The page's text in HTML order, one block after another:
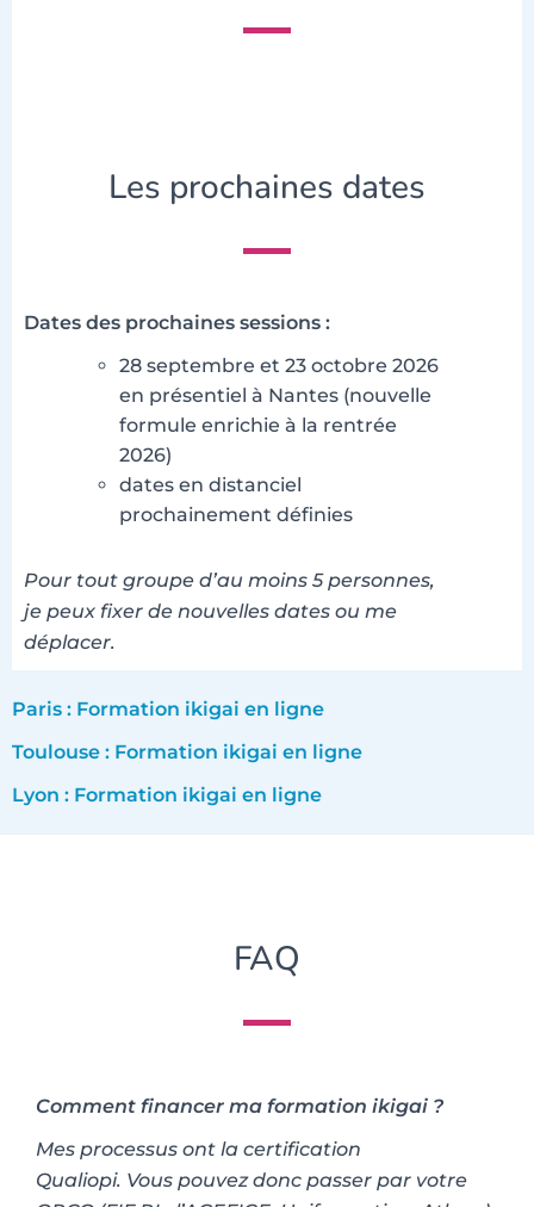
Les prochaines dates
Dates des prochaines sessions :
28 septembre et 23 octobre 2026
en présentiel à Nantes (nouvelle
formule enrichie à la rentrée
2026)
dates en distanciel
prochainement définies
Pour tout groupe d’au moins 5 personnes,
je peux fixer de nouvelles dates ou me
déplacer.
Paris : Formation ikigai en ligne
Toulouse : Formation ikigai en ligne
Lyon : Formation ikigai en ligne
FAQ
Comment financer ma formation ikigai ?
Mes processus ont la certification
Qualiopi. Vous pouvez donc passer par votre